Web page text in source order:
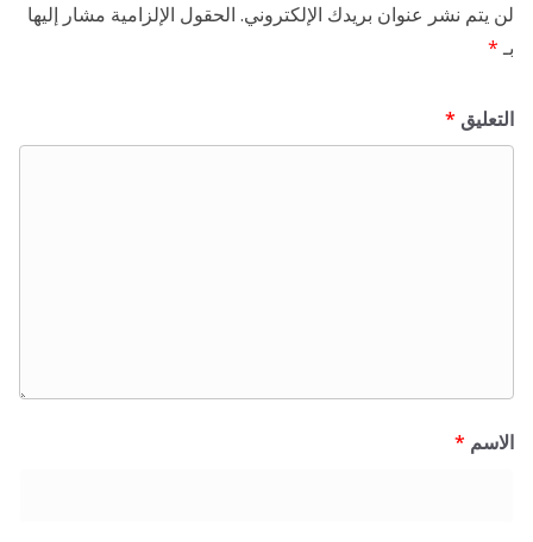
لن يتم نشر عنوان بريدك الإلكتروني. الحقول الإلزامية مشار إليها
بـ*
التعليق *
الاسم *